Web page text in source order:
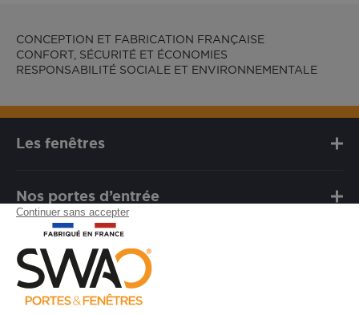
CONCEPTION ET FABRICATION FRANÇAISE
CONFORT, SÉCURITÉ ET ÉCONOMIES
RESPONSABILITÉ SOCIALE ET ENVIRONNEMENTALE
Les fenêtres
Nos portes d’entrée
Notre marque
Besoin d'assistance ?